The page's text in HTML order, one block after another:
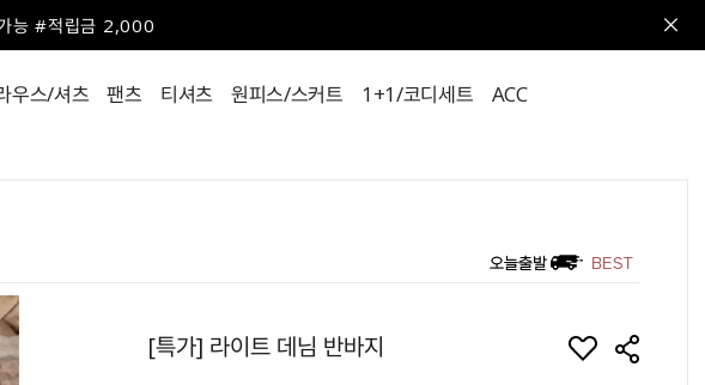
능 #적립금 2,000
우스/셔츠 팬츠 티셔츠 원피스/스커트 1+1/코디세트 ACC
[특가] 라이트 데님 반바지